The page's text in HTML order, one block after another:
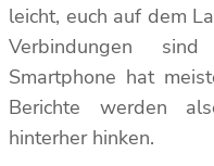
leicht, euch auf dem
Verbindungen
Smartphone hat
Berichte werden
hinterher hinken.